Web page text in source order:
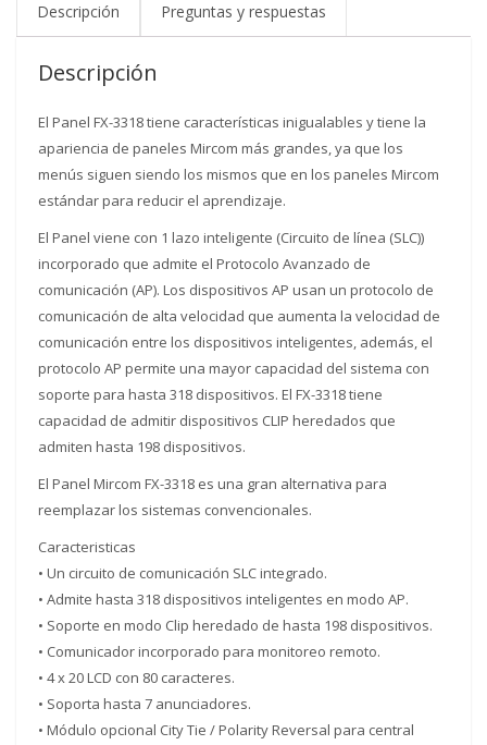
direccionable.
Mircom
3318
cantidad
Descripción Preguntas y respuestas
Descripción
El Panel FX-3318 tiene características inigualables y tiene la
apariencia de paneles Mircom más grandes, ya que los
menús siguen siendo los mismos que en los paneles Mircom
estándar para reducir el aprendizaje.
El Panel viene con 1 lazo inteligente (Circuito de línea (SLC))
incorporado que admite el Protocolo Avanzado de
comunicación (AP). Los dispositivos AP usan un protocolo de
comunicación de alta velocidad que aumenta la velocidad de
comunicación entre los dispositivos inteligentes, además, el
protocolo AP permite una mayor capacidad del sistema con
soporte para hasta 318 dispositivos. El FX-3318 tiene
capacidad de admitir dispositivos CLIP heredados que
admiten hasta 198 dispositivos.
El Panel Mircom FX-3318 es una gran alternativa para
reemplazar los sistemas convencionales.
Caracteristicas
• Un circuito de comunicación SLC integrado.
• Admite hasta 318 dispositivos inteligentes en modo AP.
• Soporte en modo Clip heredado de hasta 198 dispositivos.
• Comunicador incorporado para monitoreo remoto.
• 4 x 20 LCD con 80 caracteres.
• Soporta hasta 7 anunciadores.
• Módulo opcional City Tie / Polarity Reversal para central